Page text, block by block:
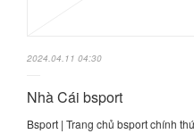
2024.04.11 04:30
Nhà Cái bsport
Bsport | Trang chủ bsport chính